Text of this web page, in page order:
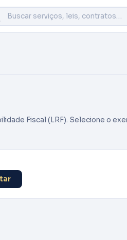
Fiscal (LRF). Selecione o